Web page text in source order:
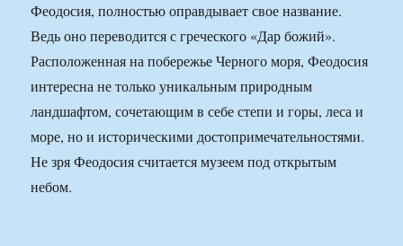
Феодосия, полностью оправдывает свое название.
Ведь оно переводится с греческого «Дар божий».
Расположенная на побережье Черного моря, Феодосия
интересна не только уникальным природным
ландшафтом, сочетающим в себе степи и горы, леса и
море, но и историческими достопримечательностями.
Не зря Феодосия считается музеем под открытым
небом.